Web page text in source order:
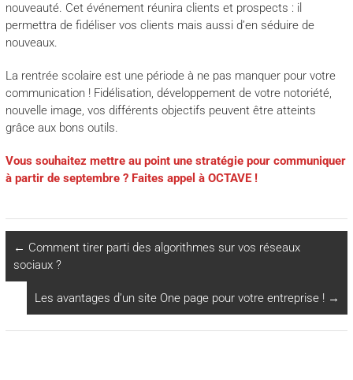
nouveauté. Cet événement réunira clients et prospects : il
permettra de fidéliser vos clients mais aussi d’en séduire de
nouveaux.
La rentrée scolaire est une période à ne pas manquer pour votre
communication ! Fidélisation, développement de votre notoriété,
nouvelle image, vos différents objectifs peuvent être atteints
grâce aux bons outils.
Vous souhaitez mettre au point une stratégie pour communiquer
à partir de septembre ? Faites appel à OCTAVE !
← Comment tirer parti des algorithmes sur vos réseaux
sociaux ?
Les avantages d’un site One page pour votre entreprise ! →